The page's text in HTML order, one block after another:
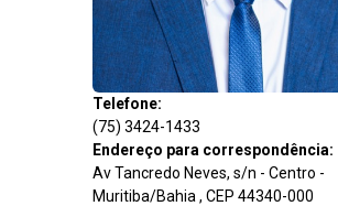
Telefone:
(75) 3424-1433
Endereço para correspondência:
Av Tancredo Neves, s/n - Centro -
Muritiba/Bahia , CEP 44340-000